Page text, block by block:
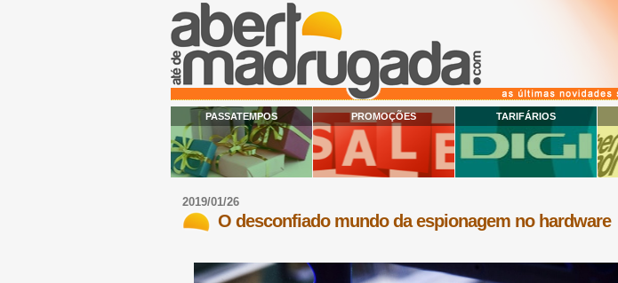
PASSATEMPOS PROMOÇÕES TARIFÁRIOS
2019/01/26
O desconfiado mundo da espionagem no hardware